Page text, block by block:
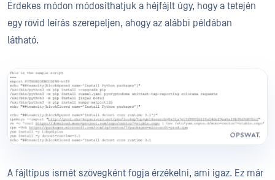
Érdekes módon módosíthatjuk a héjfájlt úgy, hogy a tetején
egy rövid leírás szerepeljen, ahogy az alábbi példában
látható.
A fájltípus ismét szövegként fogja érzékelni, ami igaz. Ez már